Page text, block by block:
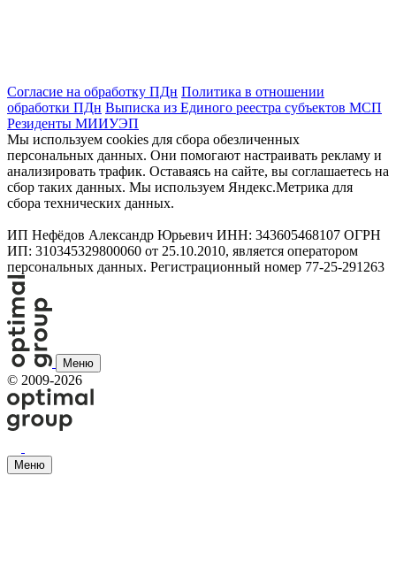
Согласие на обработку ПДн Политика в отношении
обработки ПДн Выписка из Единого реестра субъектов МСП
Резиденты МИИУЭП
Мы используем cookies для сбора обезличенных
персональных данных. Они помогают настраивать рекламу и
анализировать трафик. Оставаясь на сайте, вы соглашаетесь на
сбор таких данных. Мы используем Яндекс.Метрика для
сбора технических данных.
ИП Нефёдов Александр Юрьевич ИНН: 343605468107 ОГРН
ИП: 310345329800060 от 25.10.2010, является оператором
персональных данных. Регистрационный номер 77-25-291263
Меню
© 2009-2026
Меню